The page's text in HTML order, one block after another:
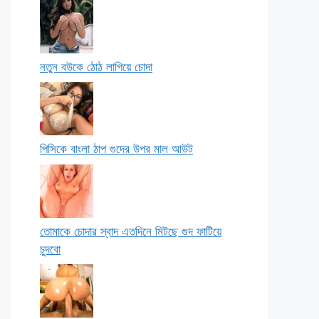
নতুন বউকে ঠোঠ লাগিয়ে চোদা
পিসিকে বাংলা ঠাপ গুদের উপর মাল আউট
তোমাকে চোদার স্বাদ এতদিনে মিটছে গুদ ফাটিয়ে
চুদবো